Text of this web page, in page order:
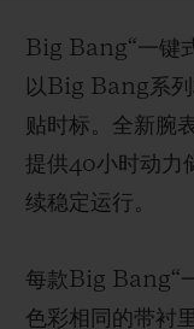
Big Bang“一键
以Big Bang系列
贴时标。全新腕
提供40小时动力
续稳定运行。
每款Big Bang“
色彩相同的带衬